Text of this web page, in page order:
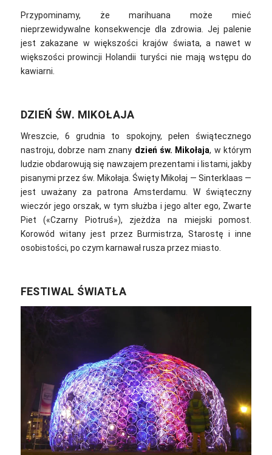
Przypominamy, że marihuana może mieć
nieprzewidywalne konsekwencje dla zdrowia. Jej palenie
jest zakazane w większości krajów świata, a nawet w
większości prowincji Holandii turyści nie mają wstępu do
kawiarni.
DZIEŃ ŚW. MIKOŁAJA
Wreszcie, 6 grudnia to spokojny, pełen świątecznego
nastroju, dobrze nam znany dzień św. Mikołaja, w którym
ludzie obdarowują się nawzajem prezentami i listami, jakby
pisanymi przez św. Mikołaja. Święty Mikołaj — Sinterklaas —
jest uważany za patrona Amsterdamu. W świąteczny
wieczór jego orszak, w tym służba i jego alter ego, Zwarte
Piet («Czarny Piotruś»), zjeżdża na miejski pomost.
Korowód witany jest przez Burmistrza, Starostę i inne
osobistości, po czym karnawał rusza przez miasto.
FESTIWAL ŚWIATŁA